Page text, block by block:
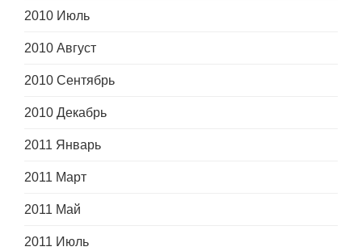
2010 Июль
2010 Август
2010 Сентябрь
2010 Декабрь
2011 Январь
2011 Март
2011 Май
2011 Июль